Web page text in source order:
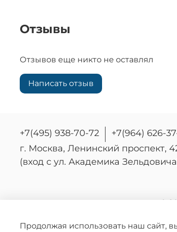
Отзывы
Отзывов еще никто не оставлял
Написать отзыв
+7(495) 938-70-72
+7(964) 626-
г. Москва, Ленинский проспект,
(вход с ул. Академика
©
Продолжая использовать наш сайт,